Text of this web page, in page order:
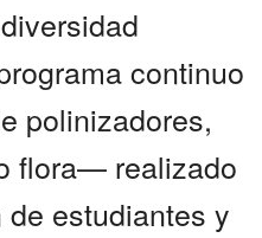
continuo
polinizadores,
flora— realizado
estudiantes y